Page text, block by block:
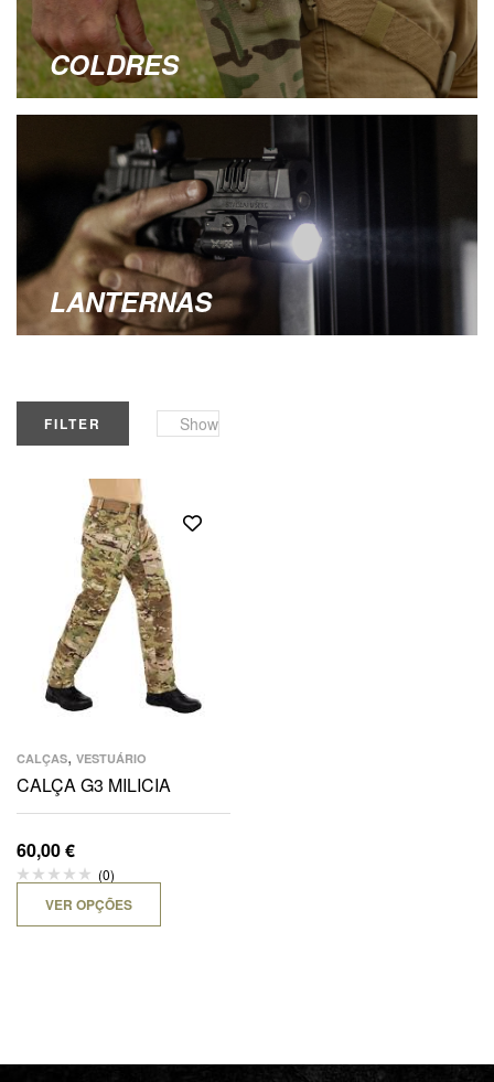
COLDRES
LANTERNAS
FILTER Show
CALÇAS, VESTUÁRIO
CALÇA G3 MILICIA
60,00€
(0)
VER OPÇÕES